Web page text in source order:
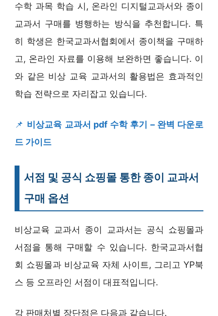
수학 과목 학습 시, 온라인 디지털교과서와 종이
교과서 구매를 병행하는 방식을 추천합니다. 특
히 학생은 한국교과서협회에서 종이책을 구매하
고, 온라인 자료를 이용해 보완하면 좋습니다. 이
와 같은 비상 교육 교과서의 활용법은 효과적인
학습 전략으로 자리잡고 있습니다.
📌 비상교육 교과서 pdf 수학 후기 – 완벽 다운로
드 가이드
서점 및 공식 쇼핑몰 통한 종이 교과서
구매 옵션
비상교육 교과서 종이 교과서는 공식 쇼핑몰과
서점을 통해 구매할 수 있습니다. 한국교과서협
회 쇼핑몰과 비상교육 자체 사이트, 그리고 YP북
스 등 오프라인 서점이 대표적입니다.
각 판매처별 장단점은 다음과 같습니다.